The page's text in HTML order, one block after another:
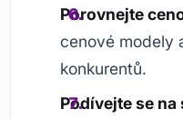
Porovnejte
cenové modely
konkurentů.
Podívejte se